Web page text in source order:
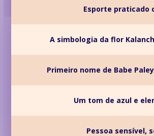
Esporte praticado
A simbologia da flor
Primeiro nome de Babe
Um tom de azul e
Pessoa sensível,